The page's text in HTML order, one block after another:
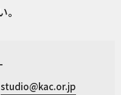
studio@kac.or.jp